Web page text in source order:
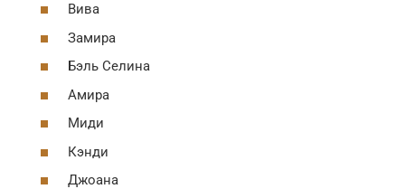
Вива
Замира
Бэль Селина
Амира
Миди
Кэнди
Джоана